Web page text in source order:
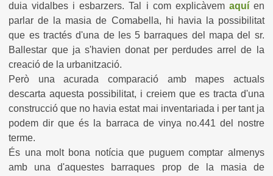
duia vidalbes i esbarzers. Tal i com explicàvem aquíen
parlar de la masia de Comabella, hi havia la possibilitat
que es tractés d'una de les 5 barraques del mapa del sr.
Ballestar que ja s'havien donat per perdudes arrel de la
creació de la urbanització.
Però una acurada comparació amb mapes actuals
descarta aquesta possibilitat, i creiem que es tracta d'una
construcció que no havia estat mai inventariada i per tant ja
podem dir que és la barraca de vinya no.441 del nostre
terme.
És una molt bona notícia que puguem comptar almenys
amb una d'aquestes barraques prop de la masia de